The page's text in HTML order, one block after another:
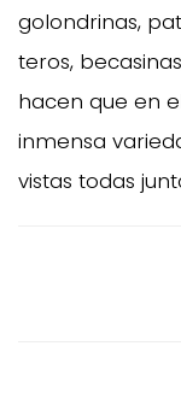
golondrinas,
teros,
hacen que en
inmensa
vistas todas